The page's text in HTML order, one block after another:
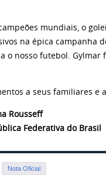
mundiais, o
na épica campanha
o nosso futebol.
a seus familiares e
Rousseff
Federativa do Brasil
Nota Oficial